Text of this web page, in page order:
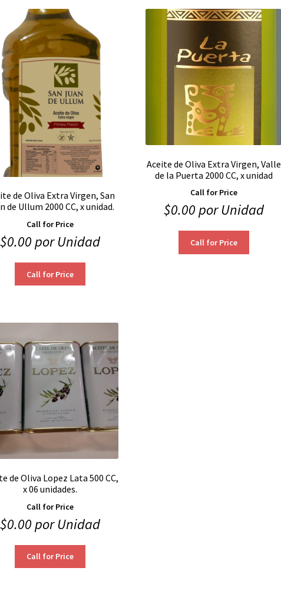
de Oliva Extra Virgen, San
de Ullum 2000 CC, x unidad.
Call for Price
$0.00 por Unidad
Call for Price
Aceite de Oliva Extra Virgen, Valle
de la Puerta 2000 CC, x unidad
Call for Price
$0.00por Unidad
Call for Price
de Oliva Lopez Lata 500 CC,
x 06 unidades.
Call for Price
$0.00 por Unidad
Call for Price